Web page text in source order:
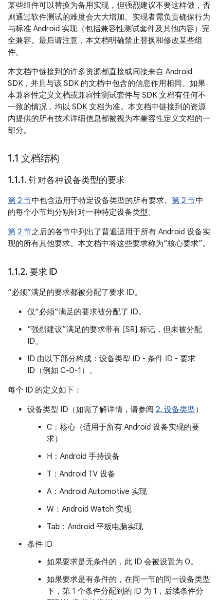
某些组件可以替换为备用实现，但强烈建议不要这样做，否
则通过软件测试的难度会大大增加。实现者需负责确保行为
与标准 Android 实现（包括兼容性测试套件及其他内容）完
全兼容。最后请注意，本文档明确禁止替换和修改某些组
件。
本文档中链接到的许多资源都直接或间接来自 Android
SDK，并且与该 SDK 的文档中包含的信息作用相同。如果
本兼容性定义文档或兼容性测试套件与 SDK 文档有任何不
一致的情况，均以 SDK 文档为准。本文档中链接到的资源
内提供的所有技术详细信息都被视为本兼容性定义文档的一
部分。
1.1 文档结构
1.1.1. 针对各种设备类型的要求
第 2 节中包含适用于特定设备类型的所有要求。 第 2 节中
的每个小节均分别针对一种特定设备类型。
第 2 节之后的各节中列出了普遍适用于所有 Android 设备实
现的所有其他要求。本文档中将这些要求称为“核心要求”。
1.1.2. 要求 ID
“必须”满足的要求都被分配了要求 ID。
仅“必须”满足的要求被分配了 ID。
“强烈建议”满足的要求带有 [SR] 标记，但未被分配
ID。
ID 由以下部分构成：设备类型 ID - 条件 ID - 要求
ID（例如 C-0-1）。
每个 ID 的定义如下：
设备类型 ID（如需了解详情，请参阅 2. 设备类型）
C：核心（适用于所有 Android 设备实现的要
求）
H：Android 手持设备
T：Android TV 设备
A：Android Automotive 实现
W：Android Watch 实现
Tab：Android 平板电脑实现
条件 ID
如果要求是无条件的，此 ID 会被设置为 0。
如果要求是有条件的，在同一节的同一设备类型
下，第 1 个条件分配到的 ID 为 1，后续条件分